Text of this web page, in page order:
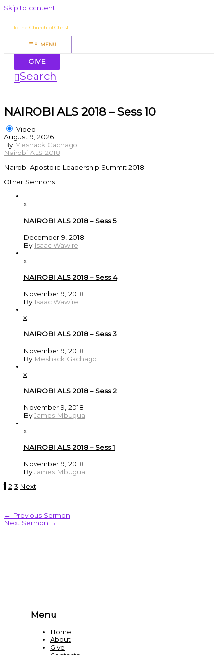
Skip to content
To the Church of Christ
MENU
GIVE
Search
NAIROBI ALS 2018 – Sess 10
Video
August 9, 2026
By Meshack Gachago
Nairobi ALS 2018
Nairobi Apostolic Leadership Summit 2018
Other Sermons
x
NAIROBI ALS 2018 – Sess 5
December 9, 2018
By Isaac Wawire
x
NAIROBI ALS 2018 – Sess 4
November 9, 2018
By Isaac Wawire
x
NAIROBI ALS 2018 – Sess 3
November 9, 2018
By Meshack Gachago
x
NAIROBI ALS 2018 – Sess 2
November 9, 2018
ByJames Mbugua
x
NAIROBI ALS 2018 – Sess 1
November 9, 2018
ByJames Mbugua
2 3 Next
← Previous Sermon
Next Sermon →
Menu
Home
About
Give